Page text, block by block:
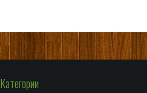
Категории